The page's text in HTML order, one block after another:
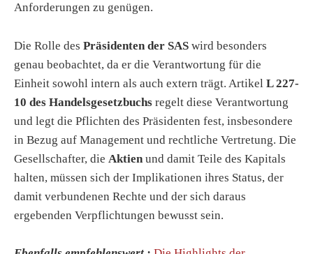
Anforderungen zu genügen.
Die Rolle des Präsidenten der SAS wird besonders
genau beobachtet, da er die Verantwortung für die
Einheit sowohl intern als auch extern trägt. Artikel L 227-
10 des Handelsgesetzbuchs regelt diese Verantwortung
und legt die Pflichten des Präsidenten fest, insbesondere
in Bezug auf Management und rechtliche Vertretung. Die
Gesellschafter, die Aktien und damit Teile des Kapitals
halten, müssen sich der Implikationen ihres Status, der
damit verbundenen Rechte und der sich daraus
ergebenden Verpflichtungen bewusst sein.